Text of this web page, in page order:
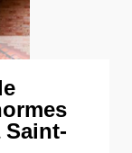
Saint-